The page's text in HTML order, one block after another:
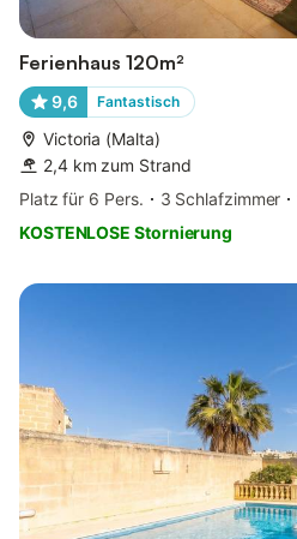
Ferienhaus 120m²
9,6 Fantastisch
Victoria (Malta)
2,4 km zum Strand
Platz für 6 Pers.
3 Schlafzimmer
KOSTENLOSE Stornierung